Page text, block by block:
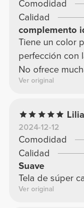
Comodidad
Calidad
complemento
Tiene un color
perfección con
No ofrece
Ver original
2024-12-12
Comodidad
Calidad
Suave
Tela de súper
Ver original